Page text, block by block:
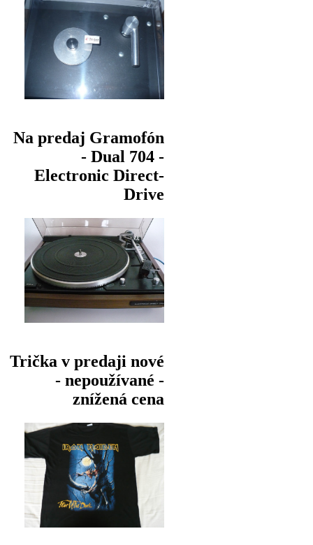
Na predaj Gramofón
- Dual 704 -
Electronic Direct-
Drive
Trička v predaji nové
- nepoužívané -
znížená cena